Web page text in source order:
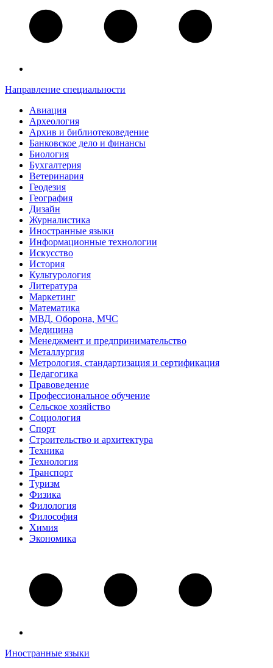
Направление специальности
Авиация
Археология
Архив и библиотековедение
Банковское дело и финансы
Биология
Бухгалтерия
Ветеринария
Геодезия
География
Дизайн
Журналистика
Иностранные языки
Информационные технологии
Искусство
История
Культурология
Литература
Маркетинг
Математика
МВД, Оборона, МЧС
Медицина
Менеджмент и предпринимательство
Металлургия
Метрология, стандартизация и сертификация
Педагогика
Правоведение
Профессиональное обучение
Сельское хозяйство
Социология
Спорт
Строительство и архитектура
Техника
Технология
Транспорт
Туризм
Физика
Филология
Философия
Химия
Экономика
Иностранные языки